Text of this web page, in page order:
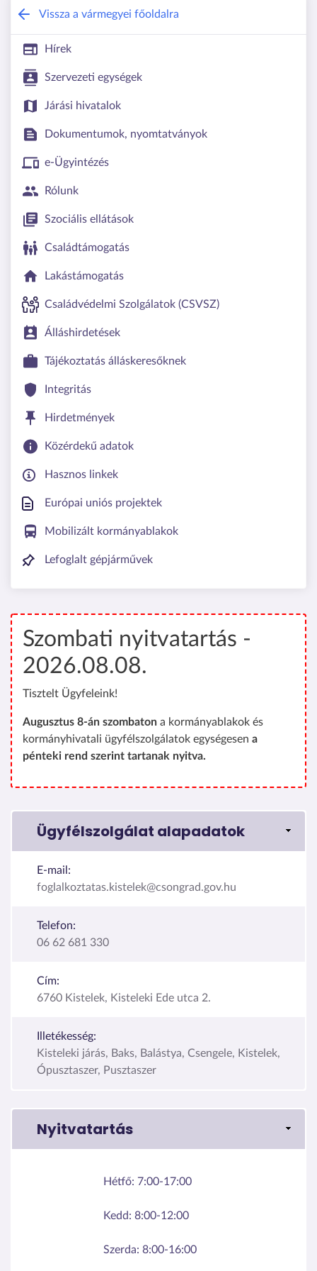
Csongrád-Csanád Vármegyei
Vissza a vármegyei főoldalra
Hírek
Szervezeti egységek
Járási hivatalok
Dokumentumok, nyomtatványok
e-Ügyintézés
Rólunk
Szociális ellátások
Családtámogatás
Lakástámogatás
Családvédelmi Szolgálatok (CSVSZ)
Álláshirdetések
Tájékoztatás álláskeresőknek
Integritás
Hirdetmények
Közérdekű adatok
Hasznos linkek
Európai uniós projektek
Mobilizált kormányablakok
Lefoglalt gépjárművek
Szombati nyitvatartás -
2026.08.08.
Tisztelt Ügyfeleink!
Augusztus 8-án szombaton a kormányablakok és
kormányhivatali ügyfélszolgálatok egységesen a
pénteki rend szerint tartanak nyitva.
Ügyfélszolgálat alapadatok
E-mail:
foglalkoztatas.kistelek@csongrad.gov.hu
Telefon:
06 62 681 330
Cím:
6760 Kistelek, Kisteleki Ede utca 2.
Illetékesség:
Kisteleki járás, Baks, Balástya, Csengele, Kistelek,
Ópusztaszer, Pusztaszer
Nyitvatartás
Hétfő: 7:00-17:00
Kedd: 8:00-12:00
Szerda: 8:00-16:00